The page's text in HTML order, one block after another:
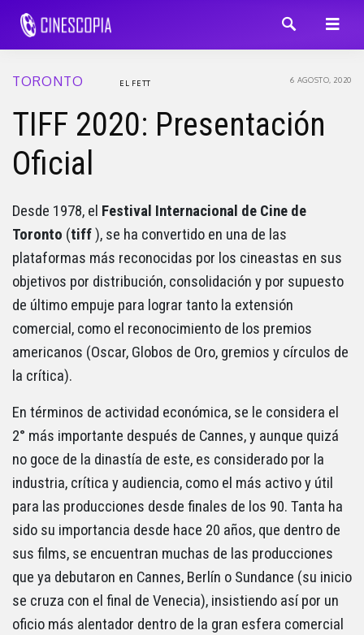
TORONTO 6 AGOSTO, 2020
EL FETT
TIFF 2020: Presentación
Oficial
Desde 1978, el Festival Internacional de Cine de
Toronto (tiff), se ha convertido en una de las
plataformas más reconocidas por los cineastas en sus
objetivos por distribución, consolidación y por supuesto
de último empuje para lograr tanto la extensión
comercial, como el reconocimiento de los premios
americanos (Oscar, Globos de Oro, gremios y círculos de
la crítica).
En términos de actividad económica, se le considera el
2° más importante después de Cannes, y aunque quizá
no goce de la dinastía de este, es considerado por la
industria, crítica y audiencia, como el más activo y útil
para las producciones desde finales de los 90. Tanta ha
sido su importancia desde hace 20 años, que dentro de
sus films, se encuentran muchas de las producciones
que ya debutaron en Cannes, Berlín o Sundance (su inicio
se cruza con el final de Venecia), insistiendo así por un
oficio más alentador dentro de la gran esfera comercial